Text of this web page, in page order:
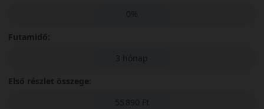
0%
Futamidő:
3 hónap
Első részlet összege:
55 890 Ft